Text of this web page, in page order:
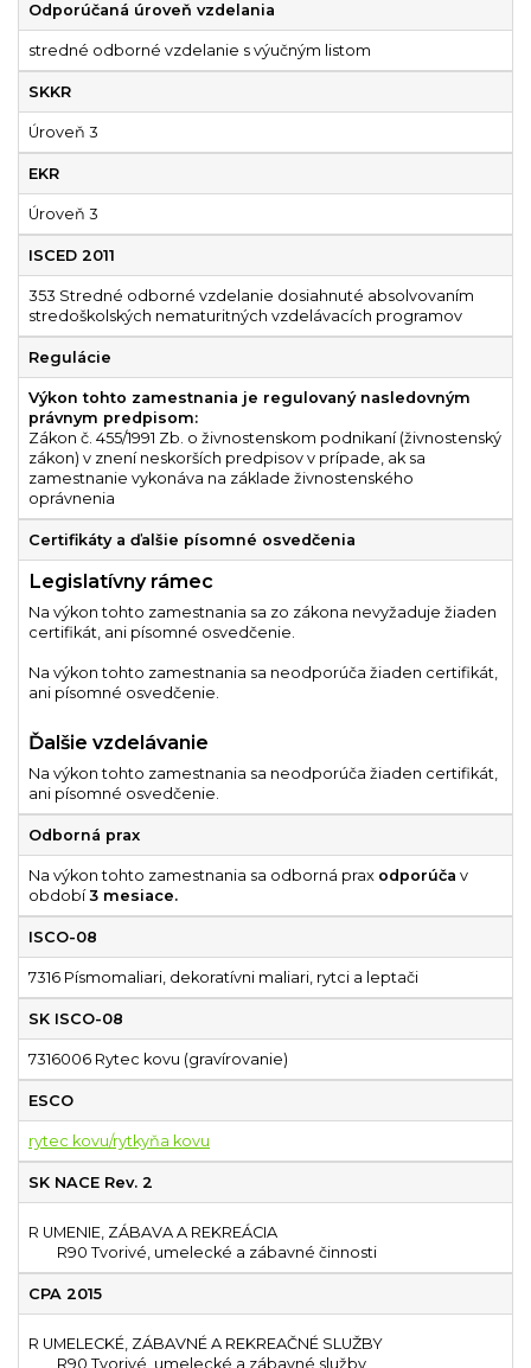
Odporúčaná úroveň vzdelania
stredné odborné vzdelanie s výučným listom
SKKR
Úroveň 3
EKR
Úroveň 3
ISCED 2011
353 Stredné odborné vzdelanie dosiahnuté absolvovaním
stredoškolských nematuritných vzdelávacích programov
Regulácie
Výkon tohto zamestnania je regulovaný nasledovným
právnym predpisom:
Zákon č. 455/1991 Zb. o živnostenskom podnikaní (živnostenský
zákon) v znení neskorších predpisov v prípade, ak sa
zamestnanie vykonáva na základe živnostenského
oprávnenia
Certifikáty a ďalšie písomné osvedčenia
Legislatívny rámec
Na výkon tohto zamestnania sa zo zákona nevyžaduje žiaden
certifikát, ani písomné osvedčenie.
Na výkon tohto zamestnania sa neodporúča žiaden certifikát,
ani písomné osvedčenie.
Ďalšie vzdelávanie
Na výkon tohto zamestnania sa neodporúča žiaden certifikát,
ani písomné osvedčenie.
Odborná prax
Na výkon tohto zamestnania sa odborná prax odporúča v
období3 mesiace.
ISCO-08
7316 Písmomaliari, dekoratívni maliari, rytci a leptači
SK ISCO-08
7316006 Rytec kovu (gravírovanie)
ESCO
rytec kovu/rytkyňa kovu
SK NACE Rev. 2
R UMENIE, ZÁBAVA A REKREÁCIA
R90 Tvorivé, umelecké a zábavné činnosti
CPA 2015
R UMELECKÉ, ZÁBAVNÉ A REKREAČNÉ SLUŽBY
R90 Tvorivé, umelecké a zábavné služby